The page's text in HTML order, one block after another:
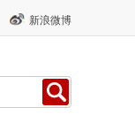
新浪微博